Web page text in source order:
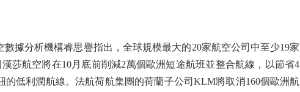
分析機構睿思譽指出，全球規模最大的20家航空公司中至少19家
莎航空將在10月底前削減2萬個歐洲短途航班並整合航線，以節省4
低利潤航線。法航荷航集團的荷蘭子公司KLM將取消160個歐洲航